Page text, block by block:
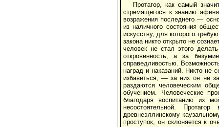
Протагор, как самый
стремящегося к знанию
возражения последнего —
из наличного состояния
искусству, для которого
закона никто открыто не
человек не стал этого
откровенность, а за
справедливостью.
наград и наказаний. Никто не
избавиться, — за них он не
раздаются человеческим
обучением. Человеческие
благодаря воспитанию их
несостоятельной.
древнеэллинскому
проступок, он склоняется к